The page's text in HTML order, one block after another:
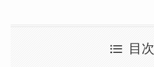
目次